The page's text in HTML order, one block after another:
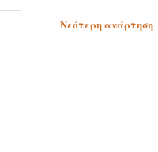
Νεότερη ανάρτηση